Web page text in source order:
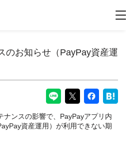
のお知らせ（PayPay資産運
ナンスの影響で、PayPayアプリ内
資産運用）が利用できない期